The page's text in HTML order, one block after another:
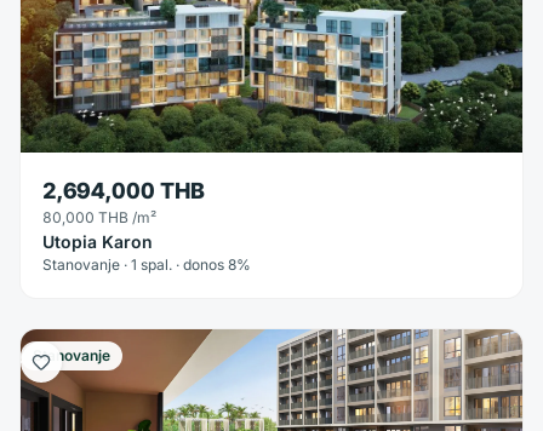
2,694,000 THB
80,000 THB /m²
Utopia Karon
Stanovanje · 1 spal. · donos 8%
Stanovanje